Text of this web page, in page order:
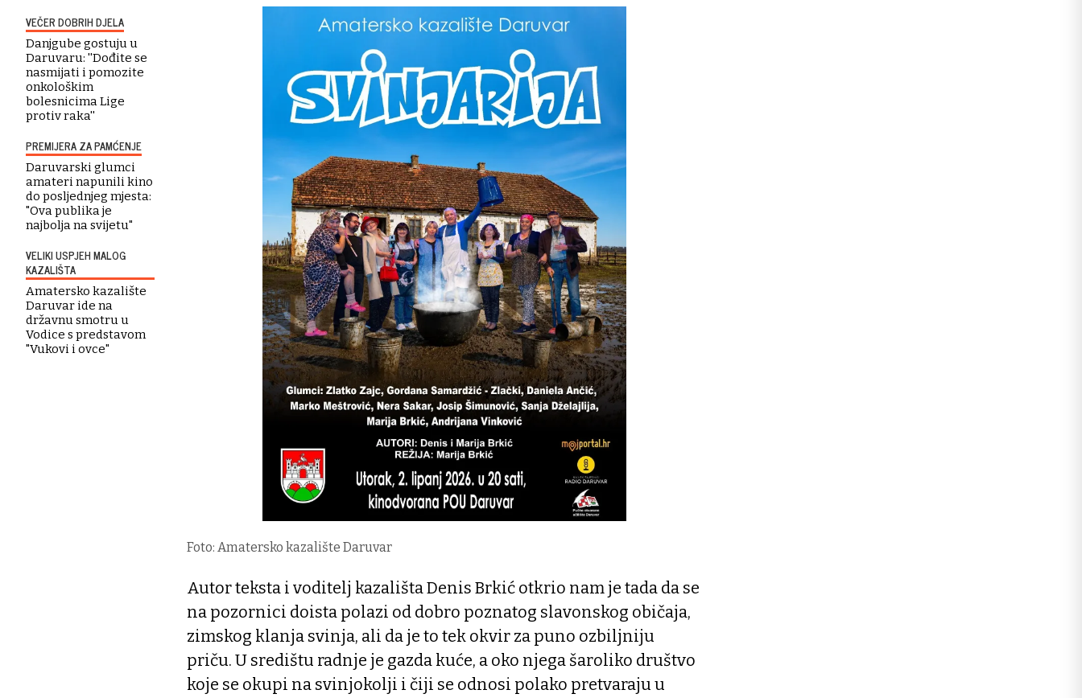
VEČER DOBRIH DJELA
Danjgube gostuju u
Daruvaru: ''Dođite se
nasmijati i pomozite
onkološkim
bolesnicima Lige
protiv raka''
PREMIJERA ZA PAMĆENJE
Daruvarski glumci
amateri napunili kino
do posljednjeg mjesta:
"Ova publika je
najbolja na svijetu"
VELIKI USPJEH MALOG
KAZALIŠTA
Amatersko kazalište
Daruvar ide na
državnu smotru u
Vodice s predstavom
"Vukovi i ovce"
Foto: Amatersko kazalište Daruvar
Autor teksta i voditelj kazališta Denis Brkić otkrio nam je tada da se
na pozornici doista polazi od dobro poznatog slavonskog običaja,
zimskog klanja svinja, ali da je to tek okvir za puno ozbiljniju
priču. U središtu radnje je gazda kuće, a oko njega šaroliko društvo
koje se okupi na svinjokolji i čiji se odnosi polako pretvaraju u